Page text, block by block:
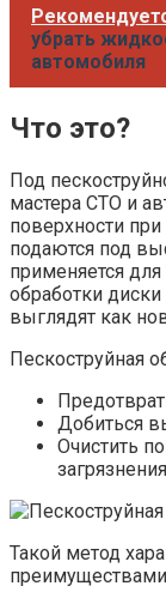
убрать
автомобиля
Что это?
Под
мастера СТО и
поверхности
подаются под
применяется
обработки
выглядят как
Пескоструйная
Добиться
Очистить
Такой метод